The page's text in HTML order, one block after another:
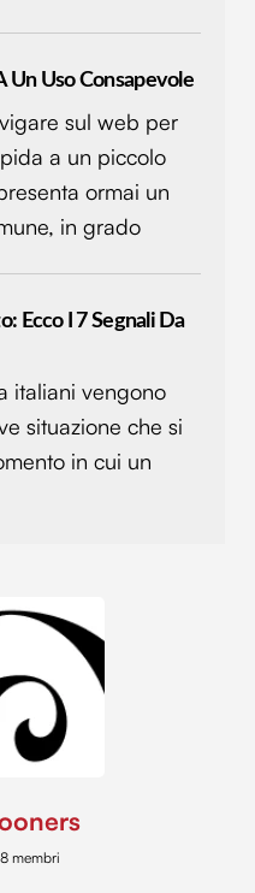
Un Uso Consapevole
sul web per
a un piccolo
ormai un
in grado
Ecco I 7 Segnali Da
italiani vengono
situazione che si
in cui un
membri